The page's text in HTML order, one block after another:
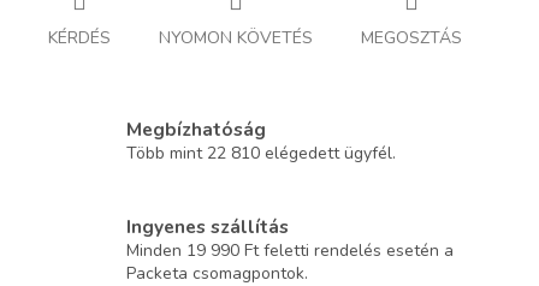
KÉRDÉS NYOMON KÖVETÉS MEGOSZTÁS
Megbízhatóság
Több mint 22 810 elégedett ügyfél.
Ingyenes szállítás
Minden 19 990 Ft feletti rendelés esetén a
Packeta csomagpontok.